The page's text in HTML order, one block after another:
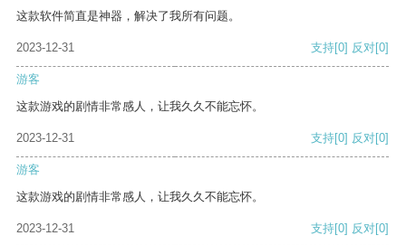
这款软件简直是神器，解决了我所有问题。
2023-12-31 支持[0] 反对[0]
游客
这款游戏的剧情非常感人，让我久久不能忘怀。
2023-12-31 支持[0] 反对[0]
游客
这款游戏的剧情非常感人，让我久久不能忘怀。
2023-12-31 支持[0] 反对[0]